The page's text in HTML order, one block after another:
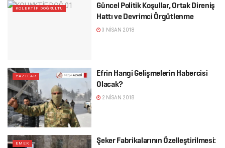
KOLEKTİF DOĞRULTU
Güncel Politik Koşullar, Ortak Direniş
Hattı ve Devrimci Örgütlenme
3 NISAN 2018
YAZILAR
Efrin Hangi Gelişmelerin Habercisi
Olacak?
2 NISAN 2018
EMEK
Şeker Fabrikalarının Özelleştirilmesi: